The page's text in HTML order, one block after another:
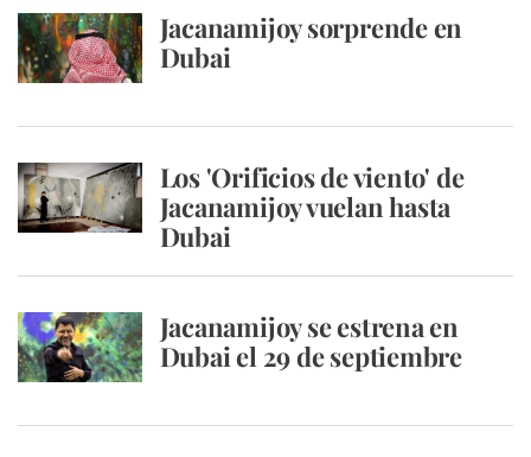
Jacanamijoy sorprende en
Dubai
Los 'Orificios de viento' de
Jacanamijoy vuelan hasta
Dubai
Jacanamijoy se estrena en
Dubai el 29 de septiembre